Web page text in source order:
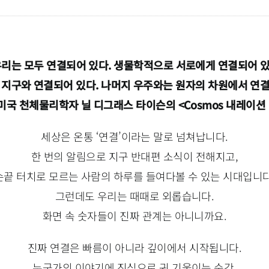
는 모두 연결되어 있다. 생물학적으로 서로에게 연결되어
구와 연결되어 있다. 나머지 우주와는 원자의 차원에서 연
국 천체물리학자 닐 디그래스 타이슨의 <Cosmos 내레이션
세상은 온통 ‘연결’이라는 말로 넘쳐납니다.
한 번의 알림으로 지구 반대편 소식이 전해지고,
끝 터치로 모르는 사람의 하루를 들여다볼 수 있는 시대입니
그런데도 우리는 때때로 외롭습니다.
화면 속 숫자들이 진짜 관계는 아니니까요.
진짜 연결은 빠름이 아니라 깊이에서 시작됩니다.